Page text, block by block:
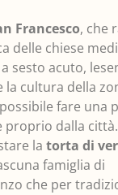
Francesco, che
delle chiese
acuto,
cultura della
fare una
proprio dalla città.
la torta di
famiglia di
che per